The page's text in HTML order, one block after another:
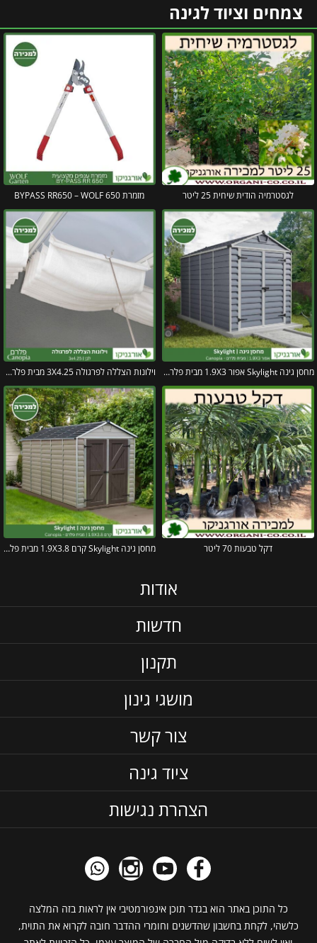
צמחים וציוד לגינה
לגסטרמיה הודית שיחית 25 ליטר מזמרת 650 BYPASS RR650 – WOLF
מחסן גינה Skylight אפור 1.9X3 מבית פלרם – קנופיה וילונות הצללה לפרגולה 3X4.25 מבית פלרם – Canopia
דקל טבעות 70 ליטר מחסן גינה Skylight קרם 1.9X3.8 מבית פלרם – קנופיה
אודות
חדשות
תקנון
מושגי גינון
צור קשר
ציוד גינה
הצהרת נגישות
כל התוכן באתר הוא בגדר תוכן אינפורמטיבי אין לראות בזה המלצה
כלשהי, לקחת בחשבון שהדשנים וחומרי ההדבר חובה לקרוא את התוית,